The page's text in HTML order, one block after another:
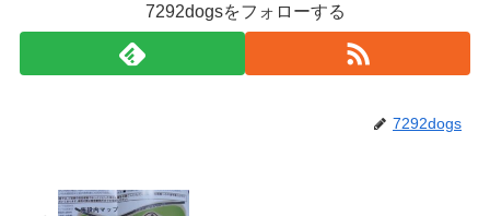
7292dogsをフォローする
7292dogs